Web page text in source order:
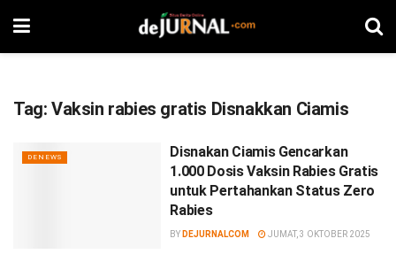
Tag: Vaksin rabies gratis Disnakkan Ciamis
DENEWS
Disnakan Ciamis Gencarkan
1.000 Dosis Vaksin Rabies Gratis
untuk Pertahankan Status Zero
Rabies
BY DEJURNALCOM JUMAT, 3 OKTOBER 2025